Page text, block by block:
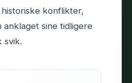
konflikter,
anklaget sine tidligere
svik.